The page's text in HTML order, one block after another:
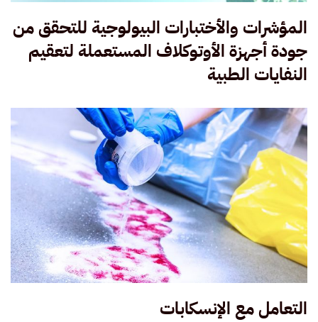
المؤشرات والأختبارات البيولوجية للتحقق من
جودة أجهزة الأوتوكلاف المستعملة لتعقيم
النفايات الطبية
التعامل مع الإنسكابات